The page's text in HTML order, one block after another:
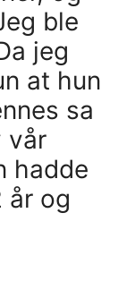
ble
jeg
at hun
sa
vår
hadde
år og